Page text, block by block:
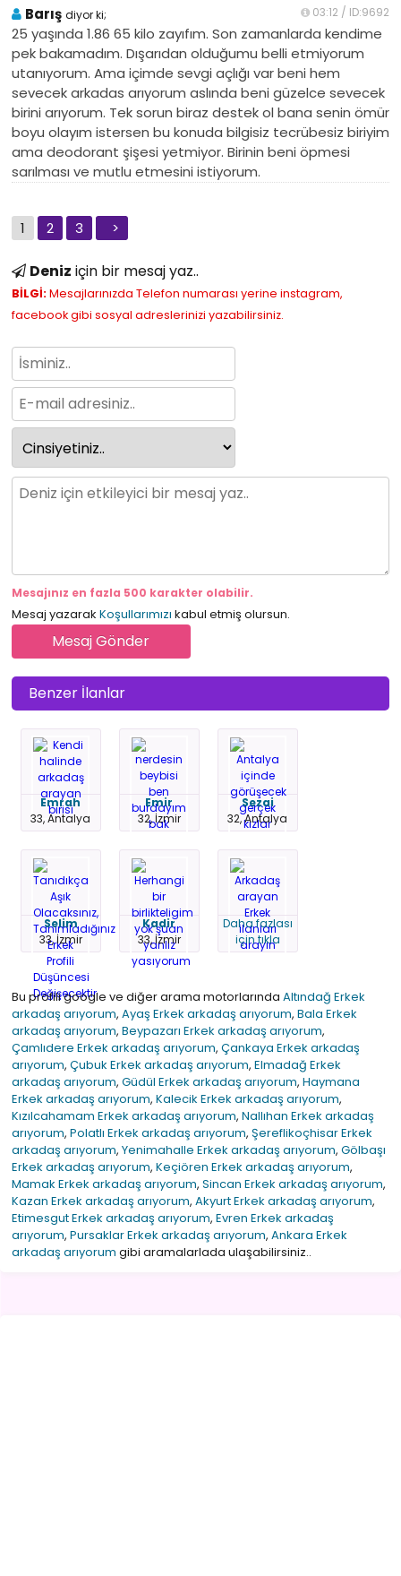
Barış diyor ki; 03:12 / ID:9692
25 yaşında 1.86 65 kilo zayıfım. Son zamanlarda kendime
pek bakamadım. Dışarıdan olduğumu belli etmiyorum
utanıyorum. Ama içimde sevgi açlığı var beni hem
sevecek arkadas arıyorum aslında beni güzelce sevecek
birini arıyorum. Tek sorun biraz destek ol bana senin ömür
boyu olayım istersen bu konuda bilgisiz tecrübesiz biriyim
ama deodorant şişesi yetmiyor. Birinin beni öpmesi
sarılması ve mutlu etmesini istiyorum.
1 2 3 >
Deniz için bir mesaj yaz..
BİLGİ:Mesajlarınızda Telefon numarası yerine instagram,
facebook gibi sosyal adreslerinizi yazabilirsiniz.
Mesajınız en fazla 500 karakter olabilir.
Mesaj yazarak Koşullarımızı kabul etmiş olursun.
Benzer İlanlar
Emrah
33, Antalya
Emir
32, İzmir
Sezai
32, Antalya
Selim
33, İzmir
Kadir
33, İzmir
Daha fazlası
için tıkla
Bu profili google ve diğer arama motorlarında Altındağ Erkek
arkadaş arıyorum, Ayaş Erkek arkadaş arıyorum, Bala Erkek
arkadaş arıyorum, Beypazarı Erkek arkadaş arıyorum,
Çamlıdere Erkek arkadaş arıyorum, Çankaya Erkek arkadaş
arıyorum, Çubuk Erkek arkadaş arıyorum, Elmadağ Erkek
arkadaş arıyorum, Güdül Erkek arkadaş arıyorum, Haymana
Erkek arkadaş arıyorum, Kalecik Erkek arkadaş arıyorum,
Kızılcahamam Erkek arkadaş arıyorum, Nallıhan Erkek arkadaş
arıyorum, Polatlı Erkek arkadaş arıyorum, Şereflikoçhisar Erkek
arkadaş arıyorum, Yenimahalle Erkek arkadaş arıyorum, Gölbaşı
Erkek arkadaş arıyorum, Keçiören Erkek arkadaş arıyorum,
Mamak Erkek arkadaş arıyorum, Sincan Erkek arkadaş arıyorum,
Kazan Erkek arkadaş arıyorum, Akyurt Erkek arkadaş arıyorum,
Etimesgut Erkek arkadaş arıyorum, Evren Erkek arkadaş
arıyorum, Pursaklar Erkek arkadaş arıyorum, Ankara Erkek
arkadaş arıyorum gibi aramalarlada ulaşabilirsiniz..